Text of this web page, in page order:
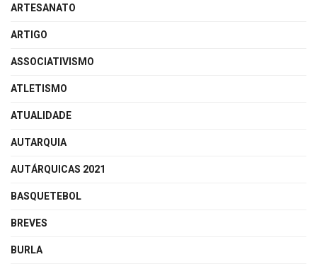
ARTESANATO
ARTIGO
ASSOCIATIVISMO
ATLETISMO
ATUALIDADE
AUTARQUIA
AUTÁRQUICAS 2021
BASQUETEBOL
BREVES
BURLA